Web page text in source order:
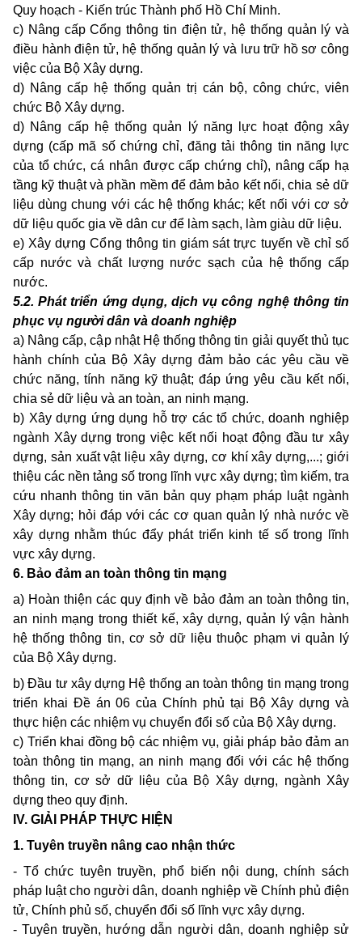
Quy hoạch - Kiến trúc Thành phố Hồ Chí Minh.
c) Nâng cấp Cổng thông tin điện tử, hệ thống quản lý và
điều hành điện tử, hệ thống quản lý và lưu trữ hồ sơ công
việc của Bộ Xây dựng.
d) Nâng cấp hệ thống quản trị cán bộ, công chức, viên
chức Bộ Xây dựng.
d) Nâng cấp hệ thống quản lý năng lực hoạt động xây
dựng (cấp mã số chứng chỉ, đăng tải thông tin năng lực
của tổ chức, cá nhân được cấp chứng chỉ), nâng cấp hạ
tầng kỹ thuật và phần mềm để đảm bảo kết nối, chia sẻ dữ
liệu dùng chung với các hệ thống khác; kết nối với cơ sở
dữ liệu quốc gia về dân cư để làm sạch, làm giàu dữ liệu.
e) Xây dựng Cổng thông tin giám sát trực tuyến về chỉ số
cấp nước và chất lượng nước sạch của hệ thống cấp
nước.
5.2. Phát triển ứng dụng, dịch vụ công nghệ thông tin
phục vụ người dân và doanh nghiệp
a) Nâng cấp, cập nhật Hệ thống thông tin giải quyết thủ tục
hành chính của Bộ Xây dựng đảm bảo các yêu cầu về
chức năng, tính năng kỹ thuật; đáp ứng yêu cầu kết nối,
chia sẻ dữ liệu và an toàn, an ninh mạng.
b) Xây dựng ứng dụng hỗ trợ các tổ chức, doanh nghiệp
ngành Xây dựng trong việc kết nối hoạt động đầu tư xây
dựng, sản xuất vật liệu xây dựng, cơ khí xây dựng,...; giới
thiệu các nền tảng số trong lĩnh vực xây dựng; tìm kiếm, tra
cứu nhanh thông tin văn bản quy phạm pháp luật ngành
Xây dựng; hỏi đáp với các cơ quan quản lý nhà nước về
xây dựng nhằm thúc đẩy phát triển kinh tế số trong lĩnh
vực xây dựng.
6. Bảo đảm an toàn thông tin mạng
a) Hoàn thiện các quy định về bảo đảm an toàn thông tin,
an ninh mạng trong thiết kế, xây dựng, quản lý vận hành
hệ thống thông tin, cơ sở dữ liệu thuộc phạm vi quản lý
của Bộ Xây dựng.
b) Đầu tư xây dựng Hệ thống an toàn thông tin mạng trong
triển khai Đề án 06 của Chính phủ tại Bộ Xây dựng và
thực hiện các nhiệm vụ chuyển đổi số của Bộ Xây dựng.
c) Triển khai đồng bộ các nhiệm vụ, giải pháp bảo đảm an
toàn thông tin mạng, an ninh mạng đối với các hệ thống
thông tin, cơ sở dữ liệu của Bộ Xây dựng, ngành Xây
dựng theo quy định.
IV. GIẢI PHÁP THỰC HIỆN
1. Tuyên truyền nâng cao nhận thức
- Tổ chức tuyên truyền, phổ biến nội dung, chính sách
pháp luật cho người dân, doanh nghiệp về Chính phủ điện
tử, Chính phủ số, chuyển đổi số lĩnh vực xây dựng.
- Tuyên truyền, hướng dẫn người dân, doanh nghiệp sử